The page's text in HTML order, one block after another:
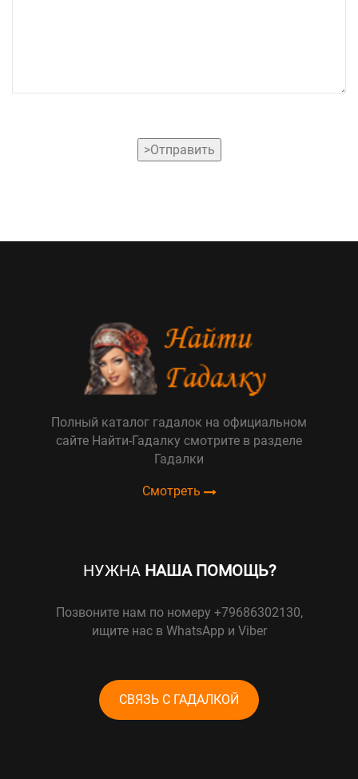
>Отправить
Полный каталог гадалок на официальном
сайте Найти-Гадалку смотрите в разделе
Гадалки
Смотреть
НУЖНА НАША ПОМОЩЬ?
Позвоните нам по номеру +79686302130,
ищите нас в WhatsApp и Viber
СВЯЗЬ С ГАДАЛКОЙ